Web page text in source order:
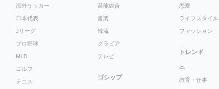
海外サッカー
日本代表
Jリーグ
プロ野球
MLB
ゴルフ
テニス
芸能総合
音楽
韓流
グラビア
テレビ
ゴシップ
恋愛
ライフスタイル
ファッション
トレンド
本
教育・仕事